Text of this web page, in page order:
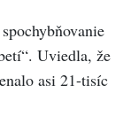
Uviedla, že
asi 21-tisíc